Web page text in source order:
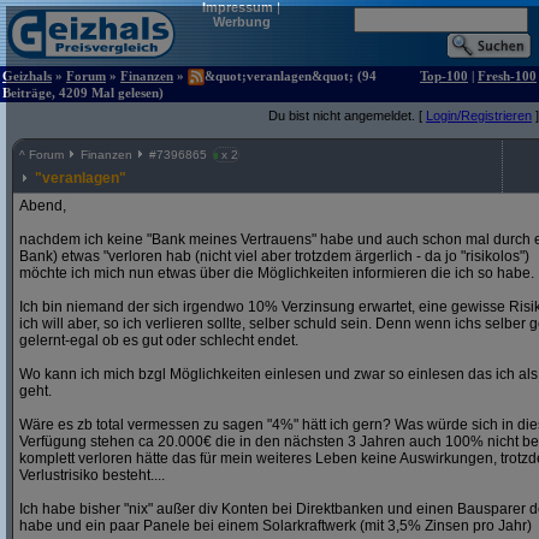
Impressum|
Werbung
Geizhals » Forum » Finanzen »
&quot;veranlagen&quot; (94
Beiträge, 4209 Mal gelesen)
Top-100 | Fresh-100
Du bist nicht angemeldet. [ Login/Registrieren ]
^ Forum Finanzen #7396865 x 2
"veranlagen"
Abend,
nachdem ich keine "Bank meines Vertrauens" habe und auch schon mal
Bank) etwas "verloren hab (nicht viel aber trotzdem ärgerlich - da jo "risikolos")
möchte ich mich nun etwas über die Möglichkeiten informieren die ich so habe.
Ich bin niemand der sich irgendwo 10% Verzinsung erwartet, eine gewisse
ich will aber, so ich verlieren sollte, selber schuld sein. Denn wenn ichs selber
gelernt-egal ob es gut oder schlecht endet.
Wo kann ich mich bzgl Möglichkeiten einlesen und zwar so einlesen das ich
geht.
Wäre es zb total vermessen zu sagen "4%" hätt ich gern? Was würde sich in
Verfügung stehen ca 20.000€ die in den nächsten 3 Jahren auch 100% nicht
komplett verloren hätte das für mein weiteres Leben keine Auswirkungen,
Verlustrisiko besteht....
Ich habe bisher "nix" außer div Konten bei Direktbanken und einen Bausparer
habe und ein paar Panele bei einem Solarkraftwerk (mit 3,5% Zinsen pro Jahr)